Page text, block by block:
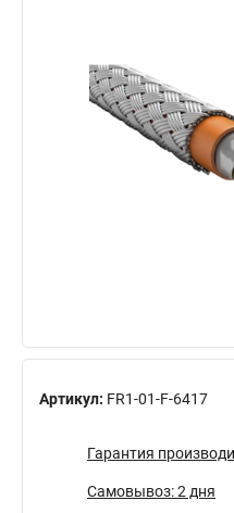
Артикул: FR1-01-F-6417
Гарантия
Самовывоз: 2 дня